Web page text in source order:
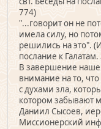
774)
"...говорит он не
имела силу, но
решились на это".
послание к
В завершение
внимание на то,
с духами зла,
котором забывают
Даниил Сысоев,
Миссионерский